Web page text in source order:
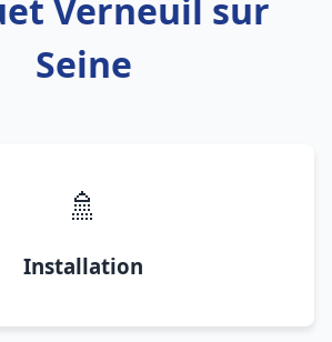
Verneuil sur
Seine
🚿
Installation